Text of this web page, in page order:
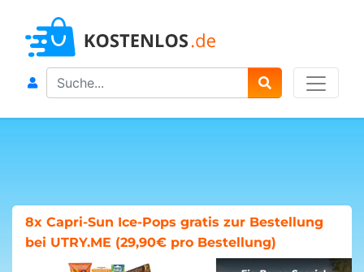
Search
8x Capri-Sun Ice-Pops gratis zur Bestellung
bei UTRY.ME (29,90€ pro Bestellung)